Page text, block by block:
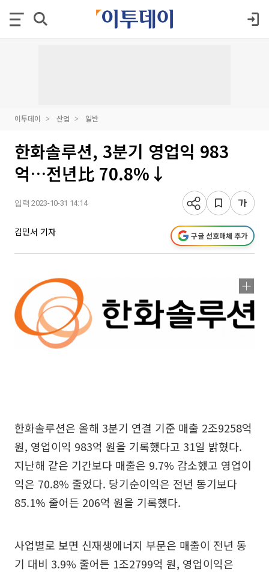
이투데이 산업 일반
한화솔루션, 3분기 영업익 983
억…전년比 70.8%↓
입력 2023-10-31 14:14
김민서 기자 구글 선호매체 추가
한화솔루션은 올해 3분기 연결 기준 매출 2조9258억
원, 영업이익 983억 원을 기록했다고 31일 밝혔다.
지난해 같은 기간보다 매출은 9.7% 감소했고 영업이
익은 70.8% 줄었다. 당기순이익은 전년 동기보다
85.1% 줄어든 206억 원을 기록했다.
사업별로 보면 신재생에너지 부문은 매출이 전년 동
기 대비 3.9% 줄어든 1조2799억 원, 영업이익은